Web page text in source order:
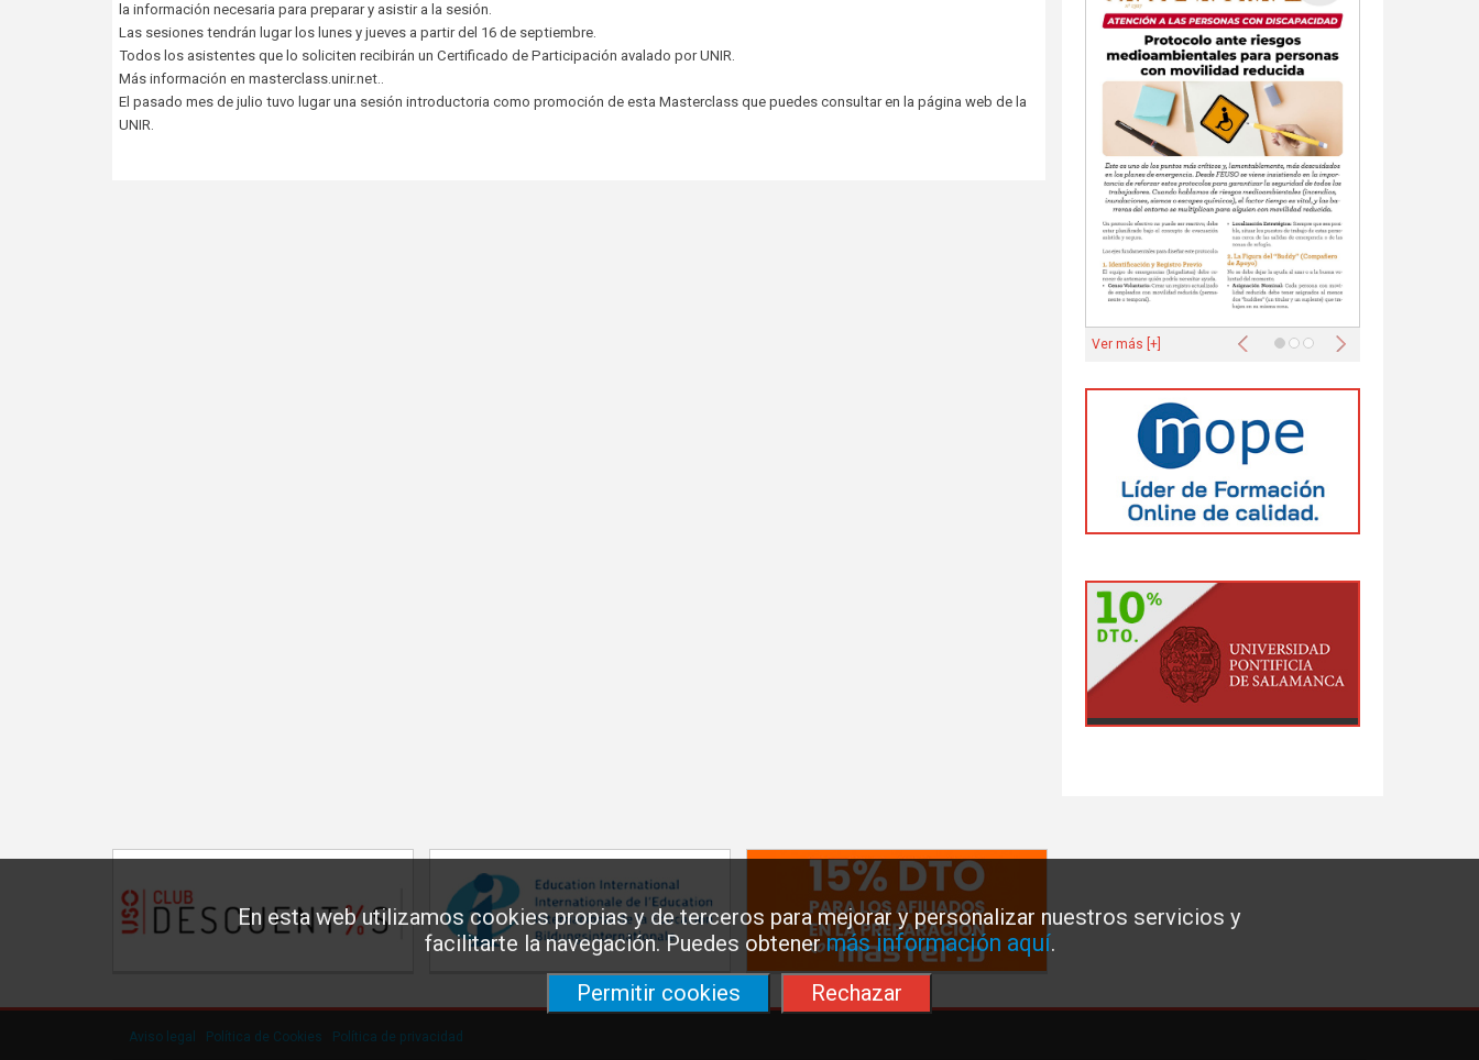
En esta web utilizamos cookies propias y de terceros para mejorar y personalizar nuestros servicios y
facilitarte la navegación. Puedes obtenermás información aquí.
Permitir cookies
Rechazar
la información necesaria para preparar y asistir a la sesión.
Las sesiones tendrán lugar los lunes y jueves a partir del 16 de septiembre.
Todos los asistentes que lo soliciten recibirán un Certificado de Participación avalado por UNIR.
Más información en masterclass.unir.net..
El pasado mes de julio tuvo lugar una sesión introductoria como promoción de esta Masterclass que puedes consultar en la página web de la
UNIR.
Anterior Siguiente
Ver más [+]
Aviso legal Política de Cookies Política de privacidad